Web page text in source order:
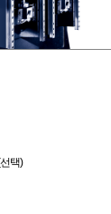
택)